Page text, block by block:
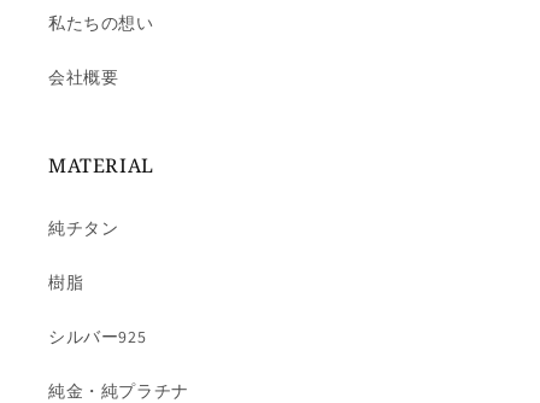
私たちの想い
会社概要
MATERIAL
純チタン
樹脂
シルバー925
純金・純プラチナ